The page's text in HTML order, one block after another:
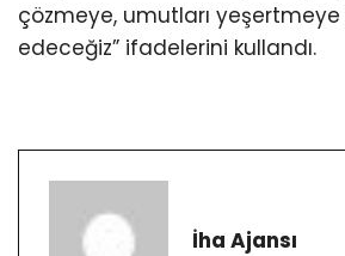
çözmeye, umutları
edeceğiz” ifadelerini kullandı.
İha Ajansı